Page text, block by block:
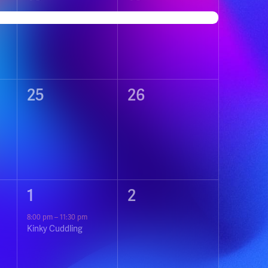
event,
event,
0
25
0
26
1
event,
1
8:00 pm– 11:30 pm
Kinky Cuddling
0
2